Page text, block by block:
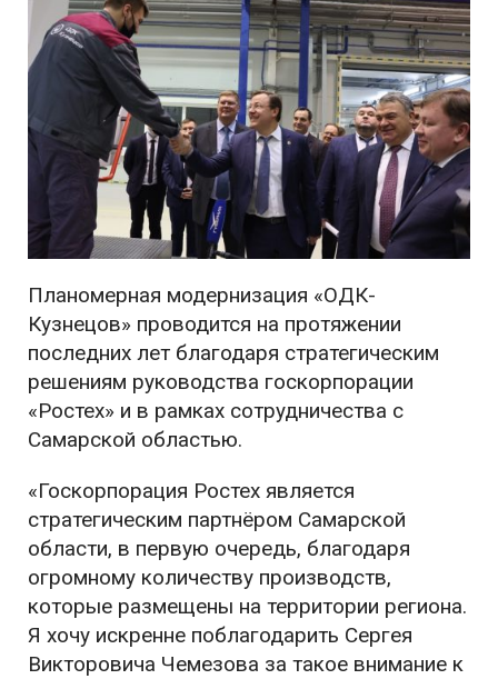
Планомерная модернизация «ОДК-
Кузнецов» проводится на протяжении
последних лет благодаря стратегическим
решениям руководства госкорпорации
«Ростех» и в рамках сотрудничества с
Самарской областью.
«Госкорпорация Ростех является
стратегическим партнёром Самарской
области, в первую очередь, благодаря
огромному количеству производств,
которые размещены на территории региона.
Я хочу искренне поблагодарить Сергея
Викторовича Чемезова за такое внимание к